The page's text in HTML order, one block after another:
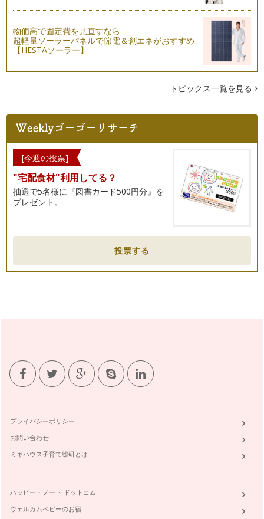
物価高で固定費を見直すなら
超軽量ソーラーパネルで節電＆創エネがおすすめ
【HESTAソーラー】
トピックス一覧を見る
[今週の投票]
"宅配食材"利用してる？
抽選で5名様に『図書カード500円分』を
プレゼント。
投票する
プライバシーポリシー
お問い合わせ
ミキハウス子育て総研とは
ハッピー・ノート ドットコム
ウェルカムベビーのお宿